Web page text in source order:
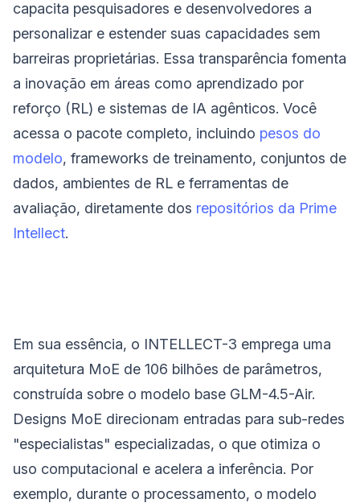
capacita pesquisadores e desenvolvedores a
personalizar e estender suas capacidades sem
barreiras proprietárias. Essa transparência fomenta
a inovação em áreas como aprendizado por
reforço (RL) e sistemas de IA agênticos. Você
acessa o pacote completo, incluindo pesos do
modelo, frameworks de treinamento, conjuntos de
dados, ambientes de RL e ferramentas de
avaliação, diretamente dos repositórios da Prime
Intellect.
Em sua essência, o INTELLECT-3 emprega uma
arquitetura MoE de 106 bilhões de parâmetros,
construída sobre o modelo base GLM-4.5-Air.
Designs MoE direcionam entradas para sub-redes
"especialistas" especializadas, o que otimiza o
uso computacional e acelera a inferência. Por
exemplo, durante o processamento, o modelo